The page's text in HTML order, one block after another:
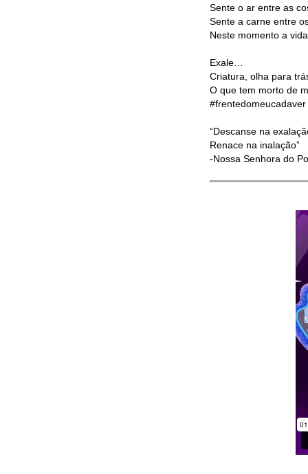
Sente o ar entre as
Sente a carne entre
Neste momento a
Exale…
Criatura, olha para
O que tem morto de
#frentedomeucadaver
“Descanse na
Renace na inalação”
-Nossa Senhora do